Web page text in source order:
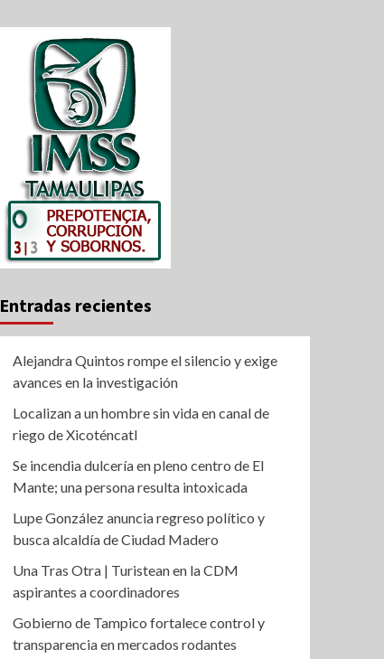
Entradas recientes
Alejandra Quintos rompe el silencio y exige
avances en la investigación
Localizan a un hombre sin vida en canal de
riego de Xicoténcatl
Se incendia dulcería en pleno centro de El
Mante; una persona resulta intoxicada
Lupe González anuncia regreso político y
busca alcaldía de Ciudad Madero
Una Tras Otra | Turistean en la CDM
aspirantes a coordinadores
Gobierno de Tampico fortalece control y
transparencia en mercados rodantes